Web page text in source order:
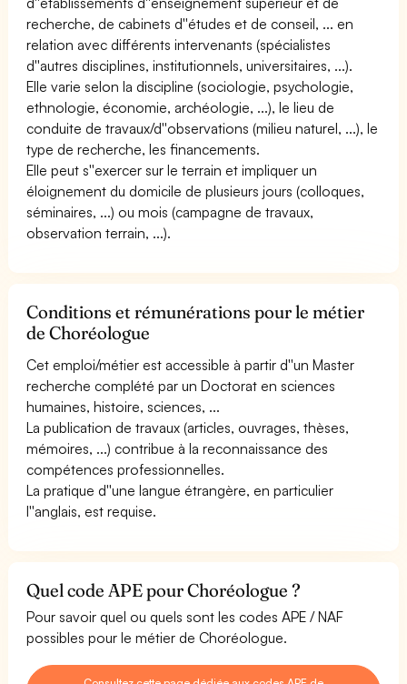
recherche, de cabinets d''études et de conseil, ... en
relation avec différents intervenants (spécialistes
d''autres disciplines, institutionnels, universitaires, ...).
Elle varie selon la discipline (sociologie, psychologie,
ethnologie, économie, archéologie, ...), le lieu de
conduite de travaux/d''observations (milieu naturel, ...), le
type de recherche, les financements.
Elle peut s''exercer sur le terrain et impliquer un
éloignement du domicile de plusieurs jours (colloques,
séminaires, ...) ou mois (campagne de travaux,
observation terrain, ...).
Conditions et rémunérations pour le métier
de Choréologue
Cet emploi/métier est accessible à partir d''un Master
recherche complété par un Doctorat en sciences
humaines, histoire, sciences, ...
La publication de travaux (articles, ouvrages, thèses,
mémoires, ...) contribue à la reconnaissance des
compétences professionnelles.
La pratique d''une langue étrangère, en particulier
l''anglais, est requise.
Quel code APE pour Choréologue ?
Pour savoir quel ou quels sont les codes APE / NAF
possibles pour le métier de Choréologue.